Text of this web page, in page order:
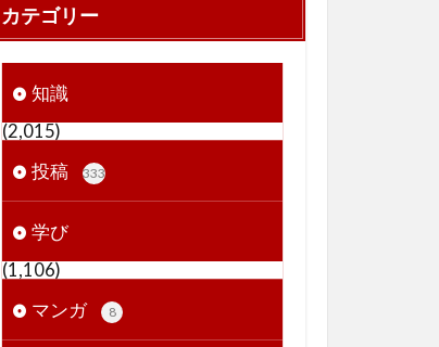
カテゴリー
知識
(2,015)
投稿
333
学び
(1,106)
マンガ
8